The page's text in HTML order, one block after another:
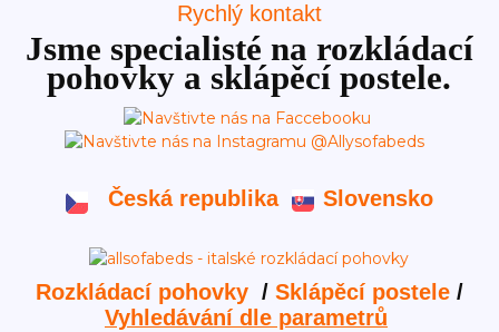
Rychlý kontakt
Jsme specialisté na rozkládací
pohovky a sklápěcí postele.
Česká republika Slovensko
Rozkládací pohovky / Sklápěcí postele/
Vyhledávání dle parametrů